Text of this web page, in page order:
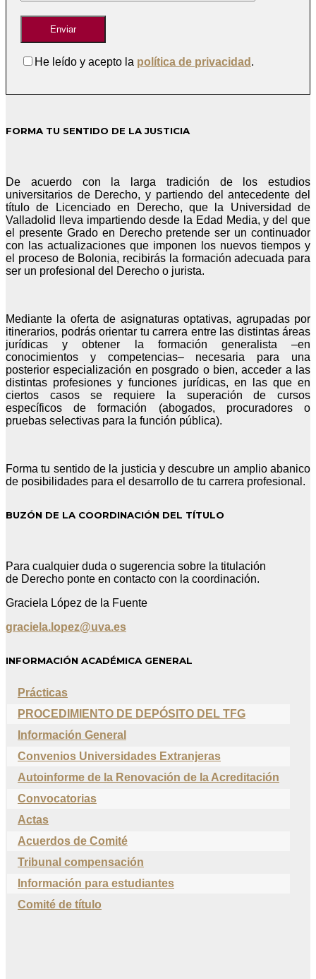
He leído y acepto la política de privacidad .
FORMA TU SENTIDO DE LA JUSTICIA
De acuerdo con la larga tradición de los estudios
universitarios de Derecho, y partiendo del antecedente del
título de Licenciado en Derecho, que la Universidad de
Valladolid lleva impartiendo desde la Edad Media, y del que
el presente Grado en Derecho pretende ser un continuador
con las actualizaciones que imponen los nuevos tiempos y
el proceso de Bolonia, recibirás la formación adecuada para
ser un profesional del Derecho o jurista.
Mediante la oferta de asignaturas optativas, agrupadas por
itinerarios, podrás orientar tu carrera entre las distintas áreas
jurídicas y obtener la formación generalista –en
conocimientos y competencias– necesaria para una
posterior especialización en posgrado o bien, acceder a las
distintas profesiones y funciones jurídicas, en las que en
ciertos casos se requiere la superación de cursos
específicos de formación (abogados, procuradores o
pruebas selectivas para la función pública).
Forma tu sentido de la justicia y descubre un amplio abanico
de posibilidades para el desarrollo de tu carrera profesional.
BUZÓN DE LA COORDINACIÓN DEL TÍTULO
Para cualquier duda o sugerencia sobre la titulación
de Derecho ponte en contacto con la coordinación.
Graciela López de la Fuente
graciela.lopez@uva.es
INFORMACIÓN ACADÉMICA GENERAL
Prácticas
PROCEDIMIENTO DE DEPÓSITO DEL TFG
Información General
Convenios Universidades Extranjeras
Autoinforme de la Renovación de la Acreditación
Convocatorias
Actas
Acuerdos de Comité
Tribunal compensación
Información para estudiantes
Comité de título